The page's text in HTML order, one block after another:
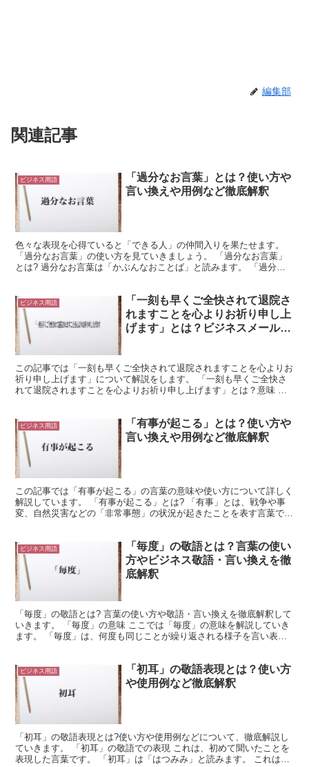
編集部
関連記事
ビジネス用語
「過分なお言葉」とは？使い方や
言い換えや用例など徹底解釈
色々な表現を心得ていると「できる人」の仲間入りを果たせます。
「過分なお言葉」の使い方を見ていきましょう。 「過分なお言葉」
とは? 過分なお言葉は「かぶんなおことば」と読みます。 「過分」
ビジネス用語
「一刻も早くご全快されて退院さ
れますことを心よりお祈り申し上
げます」とは？ビジネスメールや
この記事では「一刻も早くご全快されて退院されますことを心よりお
祈り申し上げます」について解説をします。 「一刻も早くご全快さ
れて退院されますことを心よりお祈り申し上げます」とは？意味 少
ビジネス用語
「有事が起こる」とは？使い方や
言い換えや用例など徹底解釈
この記事では「有事が起こる」の言葉の意味や使い方について詳しく
解説しています。 「有事が起こる」とは? 「有事」とは、戦争や事
変、自然災害などの「非常事態」の状況が起きたことを表す言葉で
ビジネス用語
「毎度」の敬語とは？言葉の使い
方やビジネス敬語・言い換えを徹
底解釈
「毎度」の敬語とは? 言葉の使い方や敬語・言い換えを徹底解釈して
いきます。 「毎度」の意味 ここでは「毎度」の意味を解説していき
ます。 「毎度」は、何度も同じことが繰り返される様子を言い表し
ビジネス用語
「初耳」の敬語表現とは？使い方
や使用例など徹底解釈
「初耳」の敬語表現とは?使い方や使用例などについて、徹底解説し
ていきます。 「初耳」の敬語での表現 これは、初めて聞いたことを
表現した言葉です。 「初耳」は「はつみみ」と読みます。 これは、